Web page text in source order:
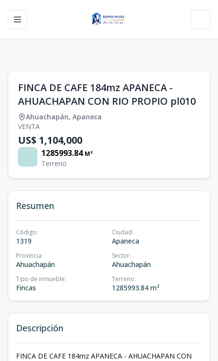
Toggle navigation menu
FINCA DE CAFE 184mz APANECA -
AHUACHAPAN CON RIO PROPIO pl010
Ahuachapán, Apaneca
VENTA
US$ 1,104,000
1285993.84 M²
Terreno
Resumen
Código:
1319
Ciudad:
Apaneca
Provincia:
Ahuachapán
Sector:
Ahuachapán
Tipo de inmueble:
Fincas
Terreno:
1285993.84 m²
Descripción
FINCA DE CAFE 184mz APANECA - AHUACHAPAN CON